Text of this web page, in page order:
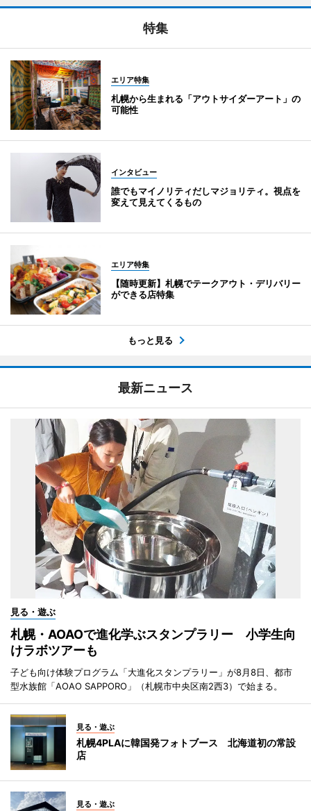
特集
エリア特集
札幌から生まれる「アウトサイダーアート」の
可能性
インタビュー
誰でもマイノリティだしマジョリティ。視点を
変えて見えてくるもの
エリア特集
【随時更新】札幌でテークアウト・デリバリー
ができる店特集
もっと見る
最新ニュース
見る・遊ぶ
札幌・AOAOで進化学ぶスタンプラリー 小学生向
けラボツアーも
子ども向け体験プログラム「大進化スタンプラリー」が8月8日、都市
型水族館「AOAO SAPPORO」（札幌市中央区南2西3）で始まる。
見る・遊ぶ
札幌4PLAに韓国発フォトブース 北海道初の常設
店
見る・遊ぶ